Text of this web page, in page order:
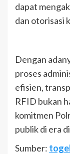
dapat
dan otorisasi
Dengan
proses
efisien,
RFID bukan
komitmen
publik di era
Sumber: